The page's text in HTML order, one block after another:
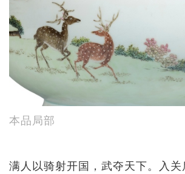
本品局部
满人以骑射开国，武夺天下。入关